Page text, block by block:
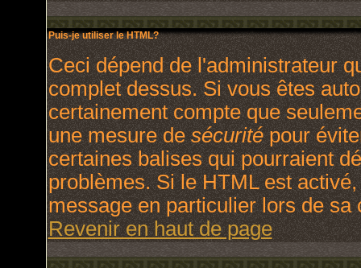
Puis-je utiliser le HTML?
Ceci dépend de l'administrateur
complet dessus. Si vous êtes
certainement compte que
une mesure desécuritépour
certaines balises qui pourraient
problèmes. Si le HTML est
message en particulier lors de sa
Revenir en haut de page